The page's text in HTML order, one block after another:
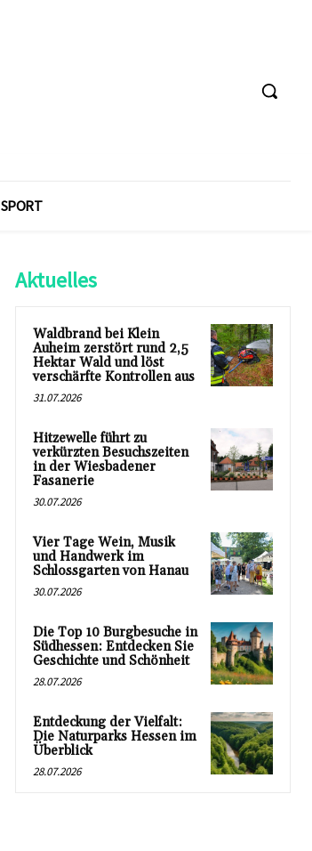
SPORT
Aktuelles
Waldbrand bei Klein
Auheim zerstört rund 2,5
Hektar Wald und löst
verschärfte Kontrollen aus
31.07.2026
Hitzewelle führt zu
verkürzten Besuchszeiten
in der Wiesbadener
Fasanerie
30.07.2026
Vier Tage Wein, Musik
und Handwerk im
Schlossgarten von Hanau
30.07.2026
Die Top 10 Burgbesuche in
Südhessen: Entdecken Sie
Geschichte und Schönheit
28.07.2026
Entdeckung der Vielfalt:
Die Naturparks Hessen im
Überblick
28.07.2026